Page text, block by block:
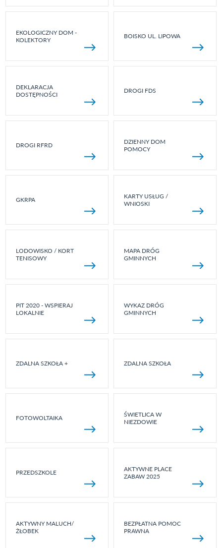
EKOLOGICZNY DOM -
KOLEKTORY
BOISKO UL. LIPOWA
DEKLARACJA
DOSTĘPNOŚCI
DROGI FDS
DROGI RFRD
DZIENNY DOM
POMOCY
GKRPA
KARTY USŁUG /
WNIOSKI
LODOWISKO / KORT
TENISOWY
MAPA DRÓG
GMINNYCH
PIT 2020 - WSPIERAJ
LOKALNIE
WYKAZ DRÓG
GMINNYCH
ZDALNA SZKOŁA + ZDALNA SZKOŁA
FOTOWOLTAIKA
ŚWIETLICA W
NIEZDOWIE
PRZEDSZKOLE
AKTYWNE PLACE
ZABAW 2025
AKTYWNY MALUCH/
ŻŁOBEK
BEZPŁATNA POMOC
PRAWNA